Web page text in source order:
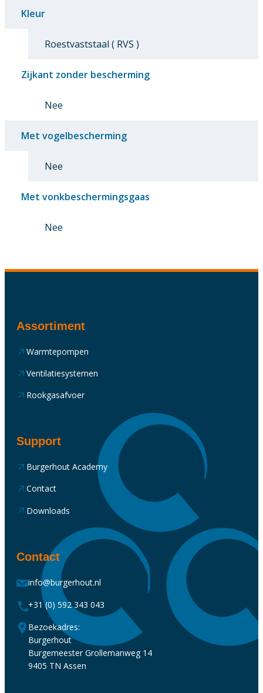
Kleur
Roestvaststaal ( RVS )
Zijkant zonder bescherming
Nee
Met vogelbescherming
Nee
Met vonkbeschermingsgaas
Nee
Assortiment
Warmtepompen
Ventilatiesystemen
Rookgasafvoer
Support
Burgerhout Academy
Contact
Downloads
Contact
info@burgerhout.nl
+31 (0) 592 343 043
Bezoekadres:
Burgerhout
Burgemeester Grollemanweg 14
9405 TN Assen